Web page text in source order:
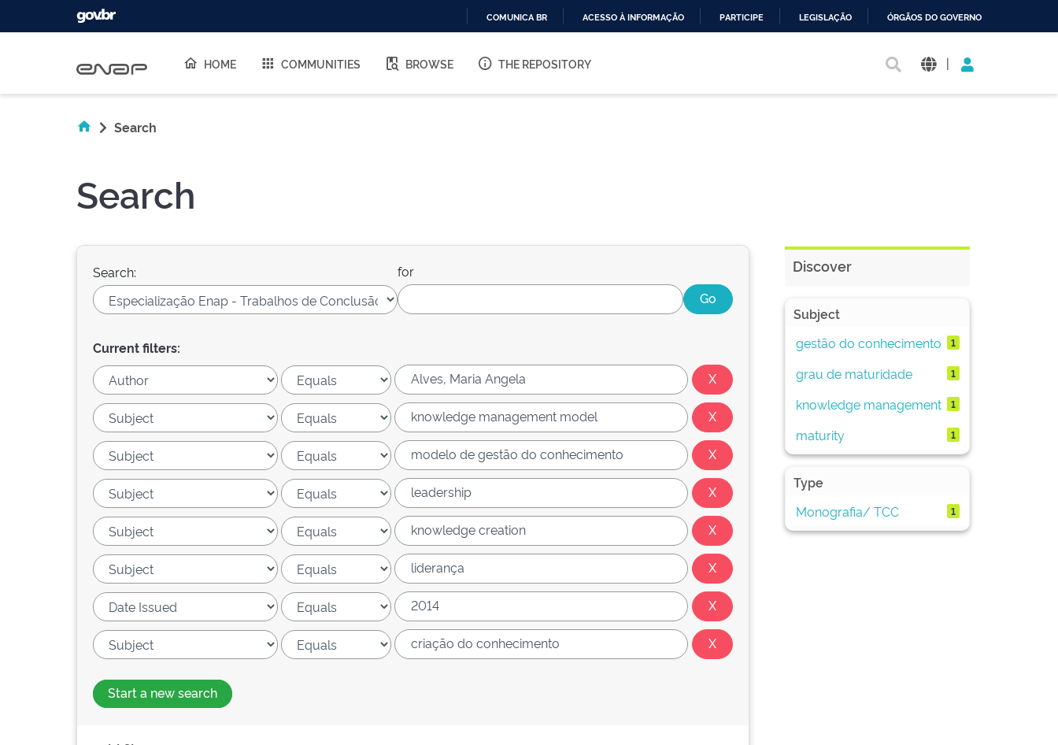
O
COMUNICA BR ACESSO À INFORMAÇÃO PARTICIPE LEGISLAÇÃO ÓRGÃOS DO GOVERNO
HOME COMMUNITIES BROWSE THE REPOSITORY |
Search
Search
Search: for
Current filters:
Start a new search
Discover
Subject
gestão do conhecimento
1
grau de maturidade 1
knowledge management 1
maturity 1
Type
Monografia/ TCC
1